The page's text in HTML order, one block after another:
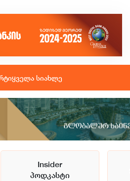
ყველა სიახლე
Insider
პოდკასტი